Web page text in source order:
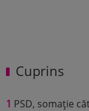
Cuprins
1 PSD, somație